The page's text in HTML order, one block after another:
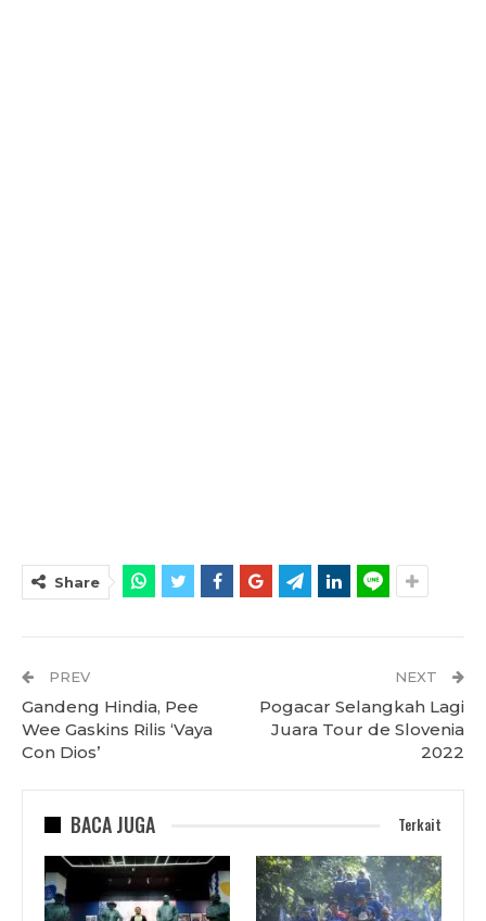
Share
PREV
Gandeng Hindia, Pee
Wee Gaskins Rilis ‘Vaya
Con Dios’
NEXT
Pogacar Selangkah Lagi
Juara Tour de Slovenia
2022
BACA JUGA Terkait